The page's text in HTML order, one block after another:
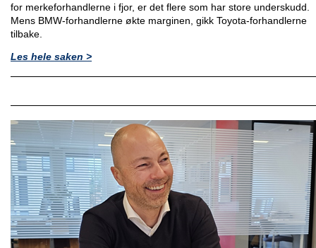
for merkeforhandlerne i fjor, er det flere som har store underskudd.
Mens BMW-forhandlerne økte marginen, gikk Toyota-forhandlerne
tilbake.
Les hele saken >